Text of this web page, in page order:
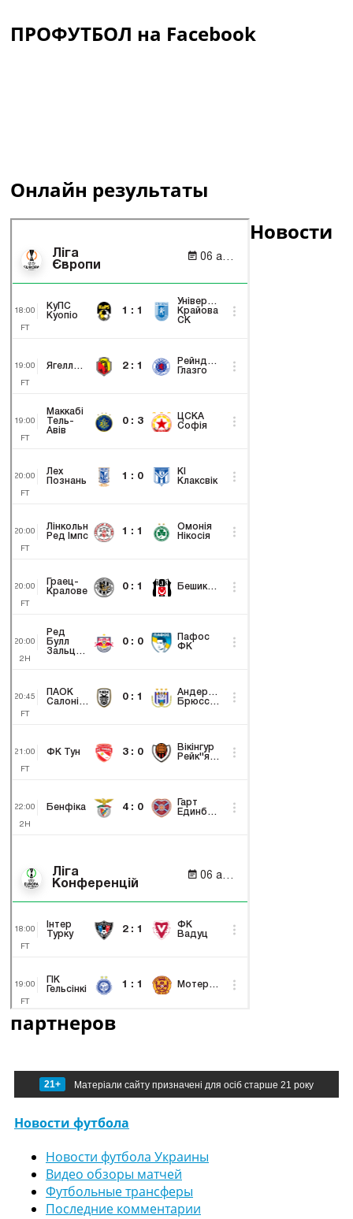
ПРОФУТБОЛ на Facebook
Онлайн результаты
Новости
партнеров
21+ Матеріали сайту призначені для осіб старше 21 року
Новости футбола
Новости футбола Украины
Видео обзоры матчей
Футбольные трансферы
Последние комментарии